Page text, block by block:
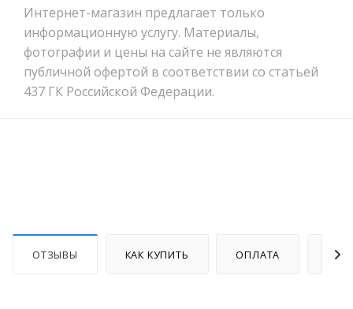
Интернет-магазин предлагает только
информационную услугу. Материалы,
фотографии и цены на сайте не являются
публичной офертой в соответствии со статьей
437 ГК Российской Федерации.
ОТЗЫВЫ КАК КУПИТЬ ОПЛАТА